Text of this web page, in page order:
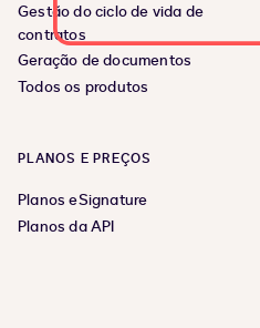
Gestão do ciclo de vida de
contratos
Geração de documentos
Todos os produtos
PLANOS E PREÇOS
Planos eSignature
Planos da API